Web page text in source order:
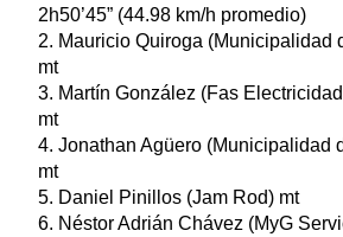
2h50’45” (44.98 km/h promedio)
2. Mauricio Quiroga (Municipalidad
mt
3. Martín González (Fas
mt
4. Jonathan Agüero (Municipalidad
mt
5. Daniel Pinillos (Jam Rod) mt
6. Néstor Adrián Chávez (MyG